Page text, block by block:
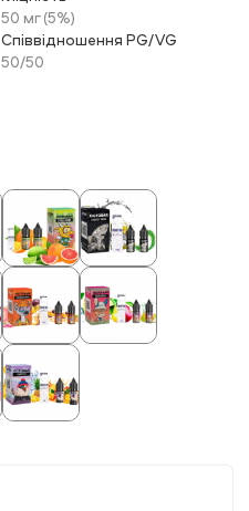
50 мг (5%)
Співвідношення PG/VG
50/50